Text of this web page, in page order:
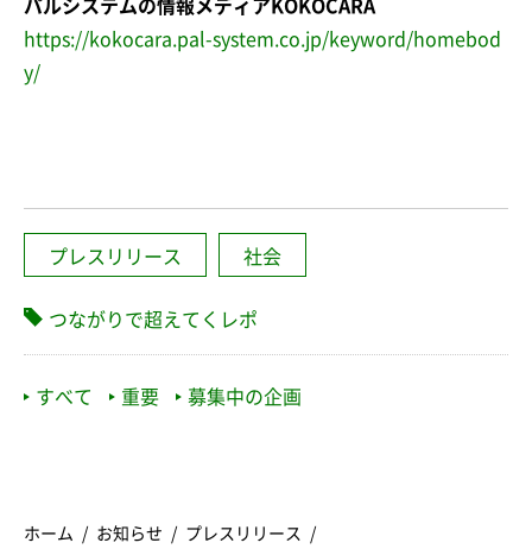
パルシステムの情報メディアKOKOCARA
https://kokocara.pal-system.co.jp/keyword/homebod
y/
プレスリリース 社会
つながりで超えてくレポ
すべて 重要 募集中の企画
ホーム お知らせ
プレスリリース